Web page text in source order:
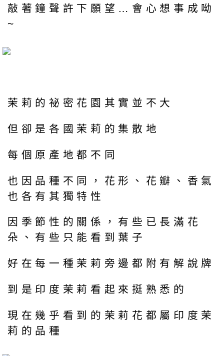
敲著鐘聲許下願望…會心想事成呦
~
茉莉的祕密花園其實並不大
但卻是各國茉莉的集散地
每個原產地都不同
也因品種不同，花形、花瓣、香氣
也各有其獨特性
因季節性的關係，有些已長滿花
朵、有些只能看到葉子
好在每一種茉莉旁邊都附有解說牌
到是印度茉莉看起來挺熟悉的
現在幾乎看到的茉莉花都屬印度茉
莉的品種